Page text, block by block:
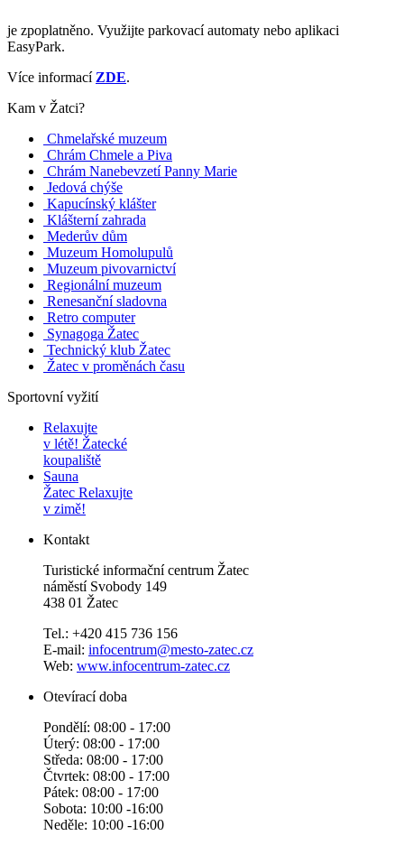
je zpoplatněno. Využijte parkovací automaty nebo aplikaci
EasyPark.
Více informací ZDE.
Kam v Žatci?
Chmelařské muzeum
Chrám Chmele a Piva
Chrám Nanebevzetí Panny Marie
Jedová chýše
Kapucínský klášter
Klášterní zahrada
Mederův dům
Muzeum Homolupulů
Muzeum pivovarnictví
Regionální muzeum
Renesanční sladovna
Retro computer
Synagoga Žatec
Technický klub Žatec
Žatec v proměnách času
Sportovní vyžití
Relaxujte
v létě! Žatecké
koupaliště
Sauna
Žatec Relaxujte
v zimě!
Kontakt
Turistické informační centrum Žatec
náměstí Svobody 149
438 01 Žatec
Tel.: +420 415 736 156
E-mail: infocentrum@mesto-zatec.cz
Web: www.infocentrum-zatec.cz
Otevírací doba
Pondělí: 08:00 - 17:00
Úterý: 08:00 - 17:00
Středa: 08:00 - 17:00
Čtvrtek: 08:00 - 17:00
Pátek: 08:00 - 17:00
Sobota: 10:00 -16:00
Neděle: 10:00 -16:00